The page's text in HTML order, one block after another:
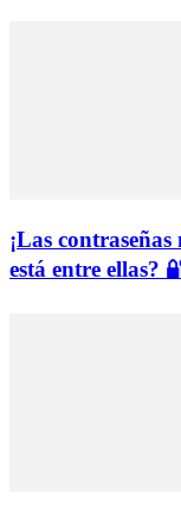
¡Las
está entre ellas?